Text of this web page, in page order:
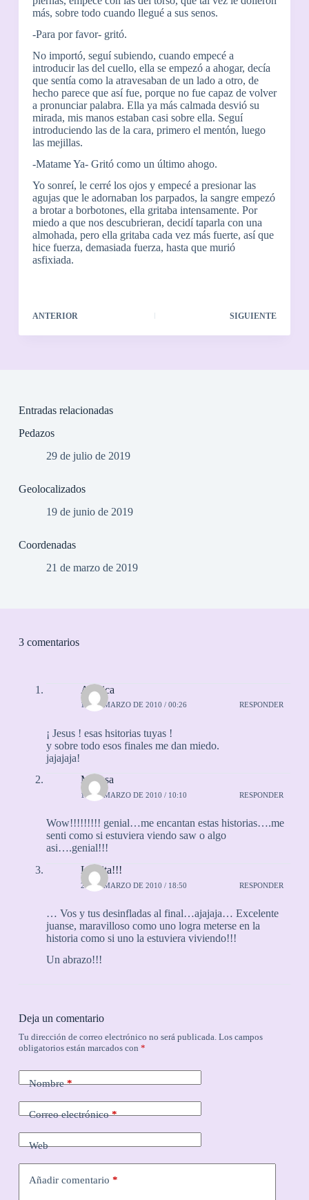
más, sobre todo cuando llegué a sus senos.
-Para por favor- gritó.
No importó, seguí subiendo, cuando empecé a
introducir las del cuello, ella se empezó a ahogar, decía
que sentía como la atravesaban de un lado a otro, de
hecho parece que así fue, porque no fue capaz de volver
a pronunciar palabra. Ella ya más calmada desvió su
mirada, mis manos estaban casi sobre ella. Seguí
introduciendo las de la cara, primero el mentón, luego
las mejillas.
-Matame Ya- Gritó como un último ahogo.
Yo sonreí, le cerré los ojos y empecé a presionar las
agujas que le adornaban los parpados, la sangre empezó
a brotar a borbotones, ella gritaba intensamente. Por
miedo a que nos descubrieran, decidí taparla con una
almohada, pero ella gritaba cada vez más fuerte, así que
hice fuerza, demasiada fuerza, hasta que murió
asfixiada.
ANTERIOR SIGUIENTE
Entradas relacionadas
Pedazos
29 de julio de 2019
Geolocalizados
19 de junio de 2019
Coordenadas
21 de marzo de 2019
3 comentarios
Agelica
16 DE MARZO DE 2010 / 00:26 RESPONDER
¡ Jesus ! esas hsitorias tuyas !
y sobre todo esos finales me dan miedo.
jajajaja!
Melissa
16 DE MARZO DE 2010 / 10:10 RESPONDER
Wow!!!!!!!!! genial…me encantan estas historias….me
senti como si estuviera viendo saw o algo
asi….genial!!!
Laurita!!!
26 DE MARZO DE 2010 / 18:50 RESPONDER
… Vos y tus desinfladas al final…ajajaja… Excelente
juanse, maravilloso como uno logra meterse en la
historia como si uno la estuviera viviendo!!!
Un abrazo!!!
Deja un comentario
Tu dirección de correo electrónico no será publicada. Los campos
obligatorios están marcados con *
Nombre*
Correo electrónico*
Web
Añadir comentario *